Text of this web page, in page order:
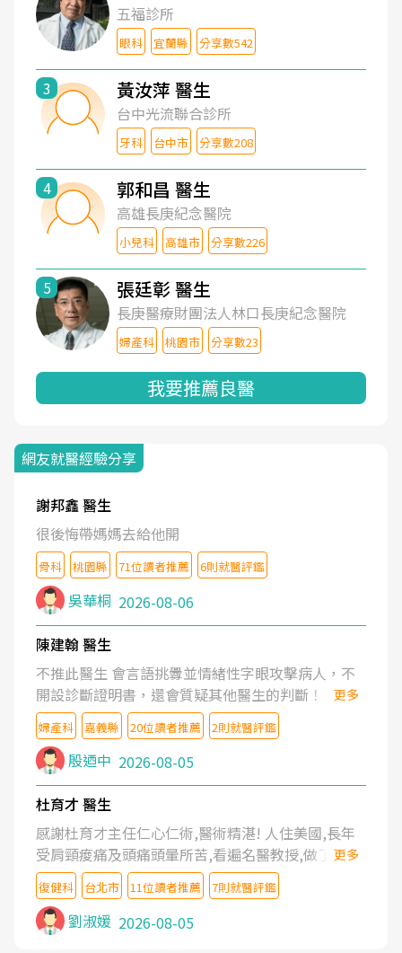
五福診所
眼科 宜蘭縣 分享數542
3 黃汝萍 醫生
台中光流聯合診所
牙科 台中市 分享數208
4 郭和昌 醫生
高雄長庚紀念醫院
小兒科 高雄市 分享數226
5 張廷彰 醫生
長庚醫療財團法人林口長庚紀念醫院
婦產科 桃園市 分享數23
我要推薦良醫
網友就醫經驗分享
謝邦鑫 醫生
很後悔帶媽媽去給他開
骨科 桃園縣 71位讀者推薦 6則就醫評鑑
吳華桐 2026-08-06
陳建翰 醫生
不推此醫生 會言語挑釁並情緒性字眼攻擊病人，不
開設診斷證明書，還會質疑其他醫生的判斷！
更多
婦產科 嘉義縣 20位讀者推薦 2則就醫評鑑
殷迺中 2026-08-05
杜育才 醫生
感謝杜育才主任仁心仁術,醫術精湛! 人住美國,長年
受肩頸痠痛及頭痛頭暈所苦,看遍名醫教授,做了各種
檢查,也嘗試過西醫打針,中醫針灸及物理徒手治療都
沒有用,後來連吃到嗎啡類止痛藥都效果有限,只是壓
症狀,沒多久就痛起來,多年失眠嚴重影響生活品質.
台灣親友介紹忠孝醫院杜育才主任是頸頭症候群專
更多
復健科 台北市 11位讀者推薦 7則就醫評鑑
劉淑媛 2026-08-05